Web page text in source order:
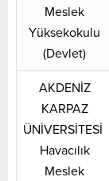
Meslek
Yüksekokulu
(Devlet)
AKDENİZ
KARPAZ
ÜNİVERSİTESİ
Havacılık
Meslek